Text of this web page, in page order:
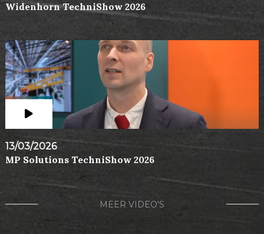
Widenhorn TechniShow 2026
13/03/2026
MP Solutions TechniShow 2026
MEER VIDEO'S